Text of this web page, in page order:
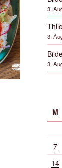
3.
3.
3.
M
7
14